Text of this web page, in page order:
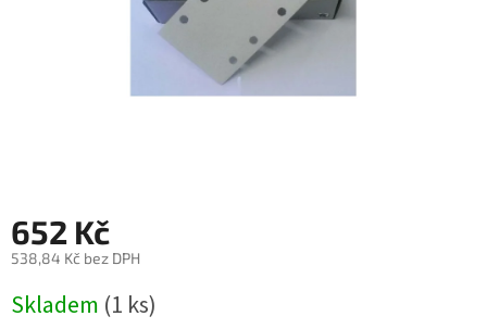
652 Kč
538,84 Kč bez DPH
cena:
Skladem (1 ks)